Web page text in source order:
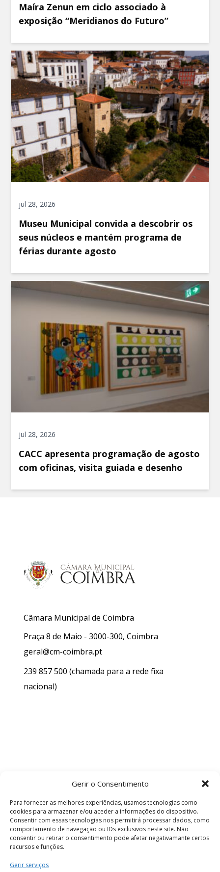
Gerir o Consentimento
Para fornecer as melhores experiências, usamos tecnologias como
cookies para armazenar e/ou aceder a informações do dispositivo.
Consentir com essas tecnologias nos permitirá processar dados, como
comportamento de navegação ou IDs exclusivos neste site. Não
consentir ou retirar o consentimento pode afetar negativamante certos
recursos e funções.
Gerir serviços
Maíra Zenun em ciclo associado à
exposição “Meridianos do Futuro”
jul 28, 2026
Museu Municipal convida a descobrir os
seus núcleos e mantém programa de
férias durante agosto
jul 28, 2026
CACC apresenta programação de agosto
com oficinas, visita guiada e desenho
Câmara Municipal de Coimbra
Praça 8 de Maio - 3000-300, Coimbra
geral@cm-coimbra.pt
239 857 500 (chamada para a rede fixa
nacional)
Termos e Condições